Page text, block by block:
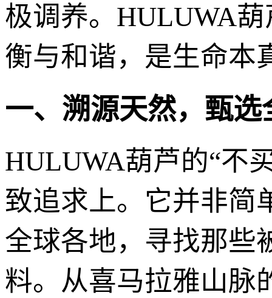
极调养。HULUWA
衡与和谐，是生命本
一、溯源天然，甄
HULUWA葫芦的“不
致追求上。它并非简
全球各地，寻找那些
料。从喜马拉雅山脉